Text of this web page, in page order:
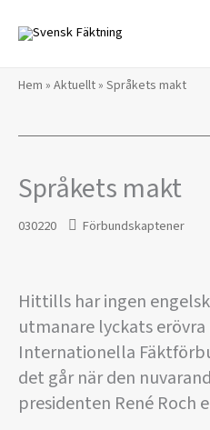
innehåll
Hem » Aktuellt» Språkets makt
Språkets makt
030220 Förbundskaptener
Hittills har ingen
utmanare lyckats
Internationella
det går när den
presidenten René Roch